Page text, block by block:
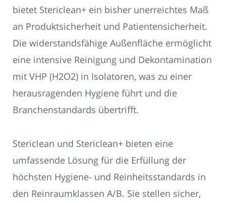
bietet Stericlean+ ein bisher unerreichtes Maß
an Produktsicherheit und Patientensicherheit.
Die widerstandsfähige Außenfläche ermöglicht
eine intensive Reinigung und Dekontamination
mit VHP (H2O2) in Isolatoren, was zu einer
herausragenden Hygiene führt und die
Branchenstandards übertrifft.
Stericlean und Stericlean+ bieten eine
umfassende Lösung für die Erfüllung der
höchsten Hygiene- und Reinheitsstandards in
den Reinraumklassen A/B. Sie stellen sicher,